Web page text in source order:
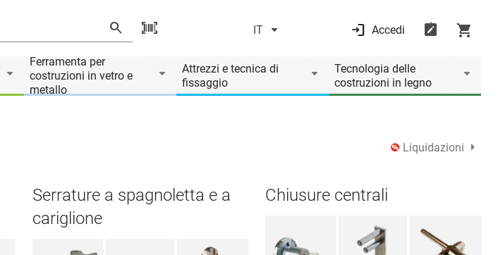
IT Accedi
Ferramenta per
costruzioni in vetro e
metallo
Attrezzi e tecnica di
fissaggio
Tecnologia delle
costruzioni in legno
Liquidazioni
Serrature a spagnoletta e a
cariglione
Chiusure centrali